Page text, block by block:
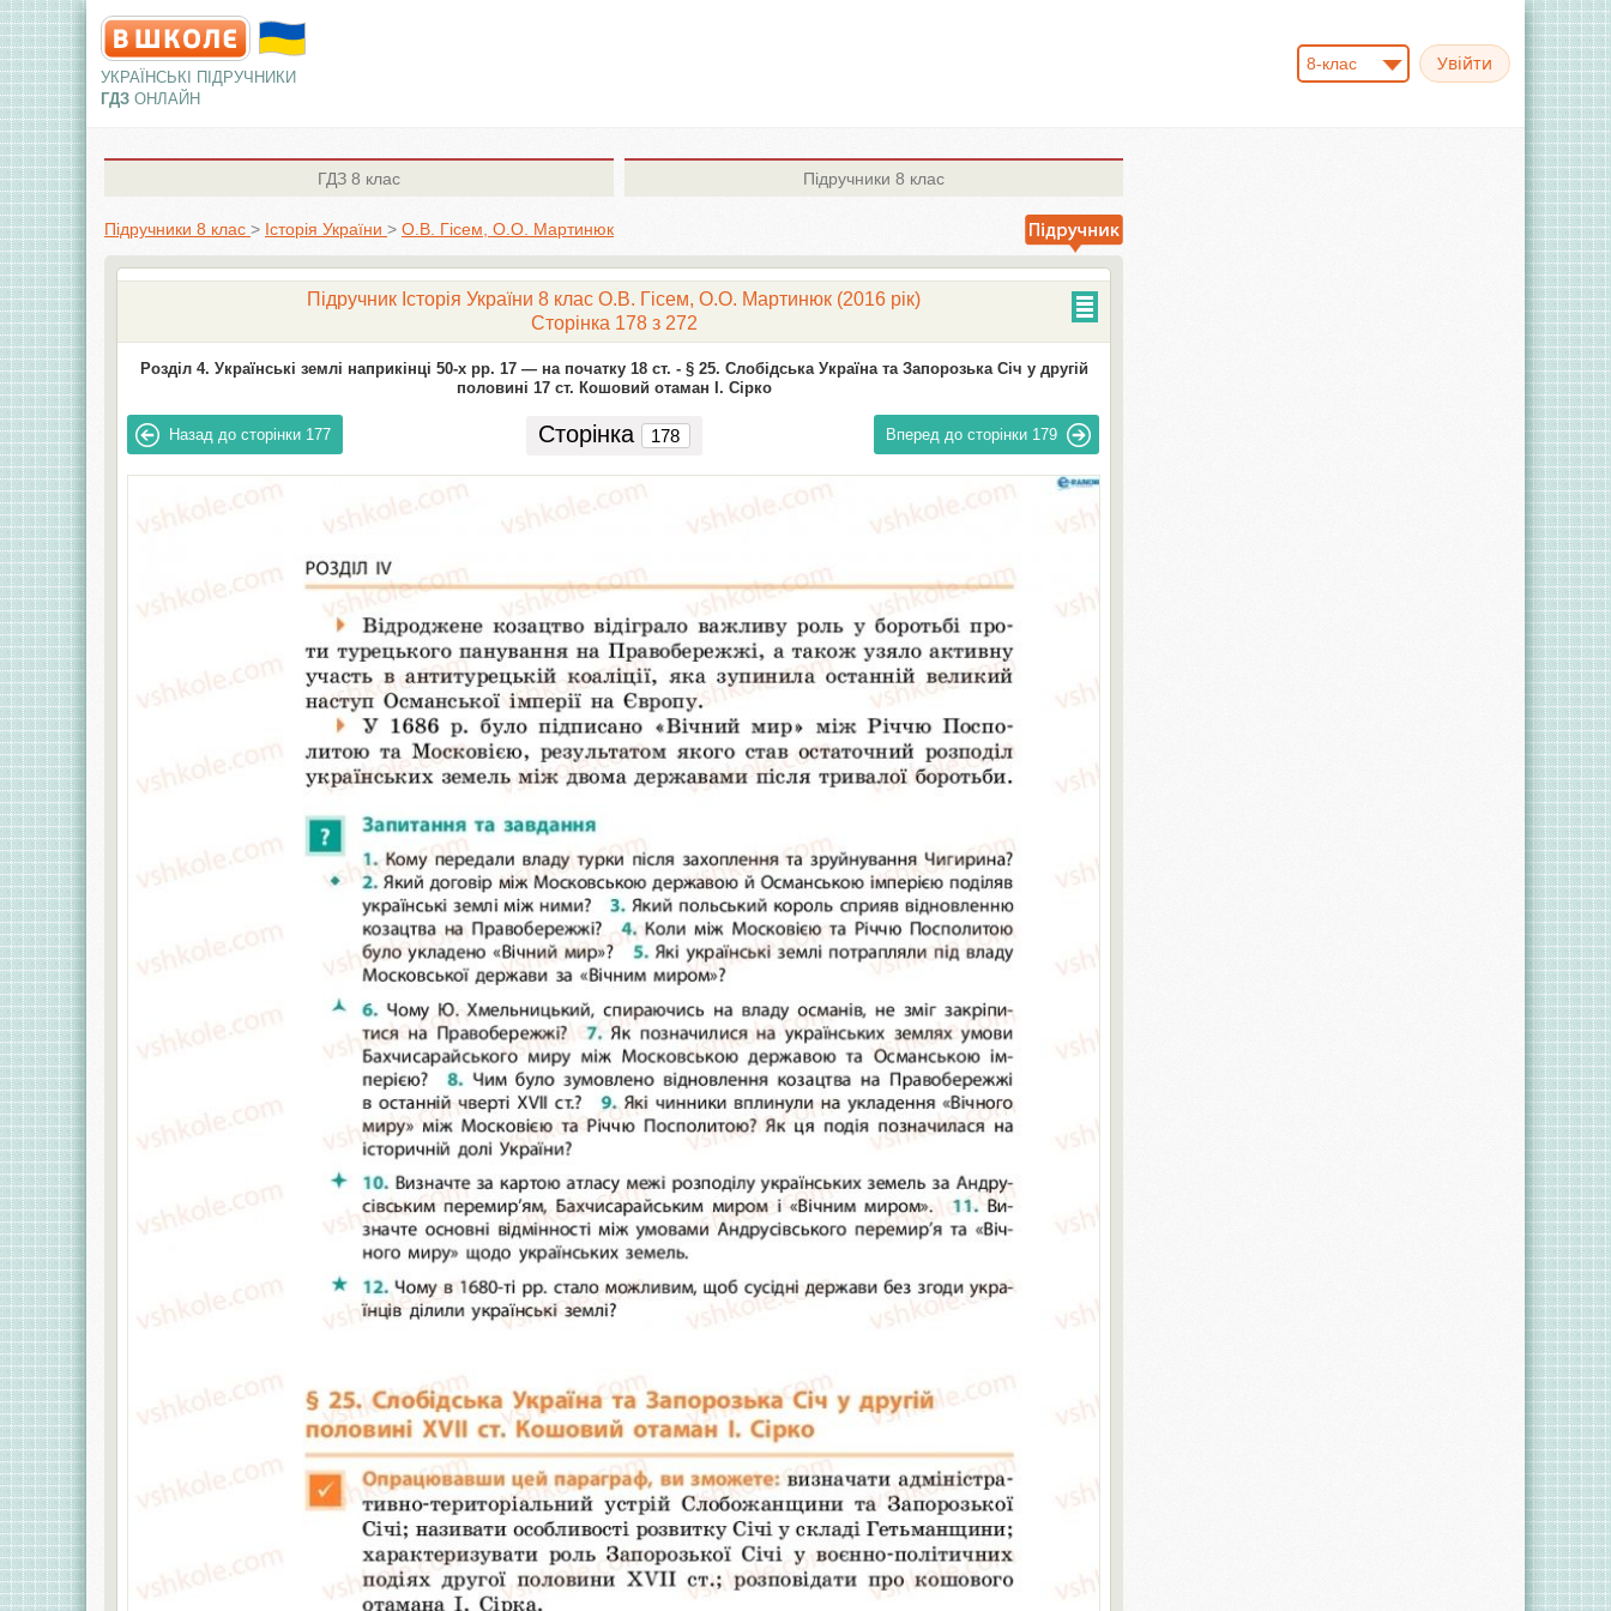
УКРАЇНСЬКІ ПІДРУЧНИКИ
ГДЗ ОНЛАЙН
8-клас
ГДЗ 8 клас Підручники 8 клас
Підручники 8 клас > Історія України > О.В. Гісем, О.О. Мартинюк
Підручник Історія України 8 клас О.В. Гісем, О.О. Мартинюк (2016 рік)
Сторінка 178 з 272
Розділ 4. Українські землі наприкінці 50-х рр. 17 — на початку 18 ст. - § 25. Слобідська Україна та Запорозька Січ у другій
половині 17 ст. Кошовий отаман І. Сірко
Назад до сторінки 177 Сторінка Вперед до сторінки 179